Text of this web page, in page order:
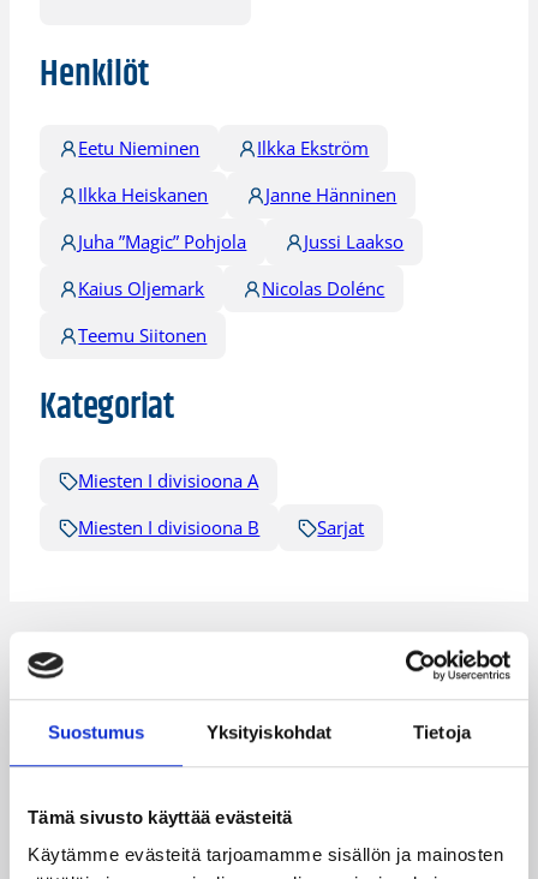
Suostumus Yksityiskohdat Tietoja
Tämä sivusto käyttää evästeitä
Käytämme evästeitä tarjoamamme sisällön ja mainosten
Henkilöt
Eetu Nieminen
Ilkka Ekström
Ilkka Heiskanen
Janne Hänninen
Juha ”Magic” Pohjola
Jussi Laakso
Kaius Oljemark
Nicolas Dolénc
Teemu Siitonen
Kategoriat
Miesten I divisioona A
Miesten I divisioona B
Sarjat
Katso myös